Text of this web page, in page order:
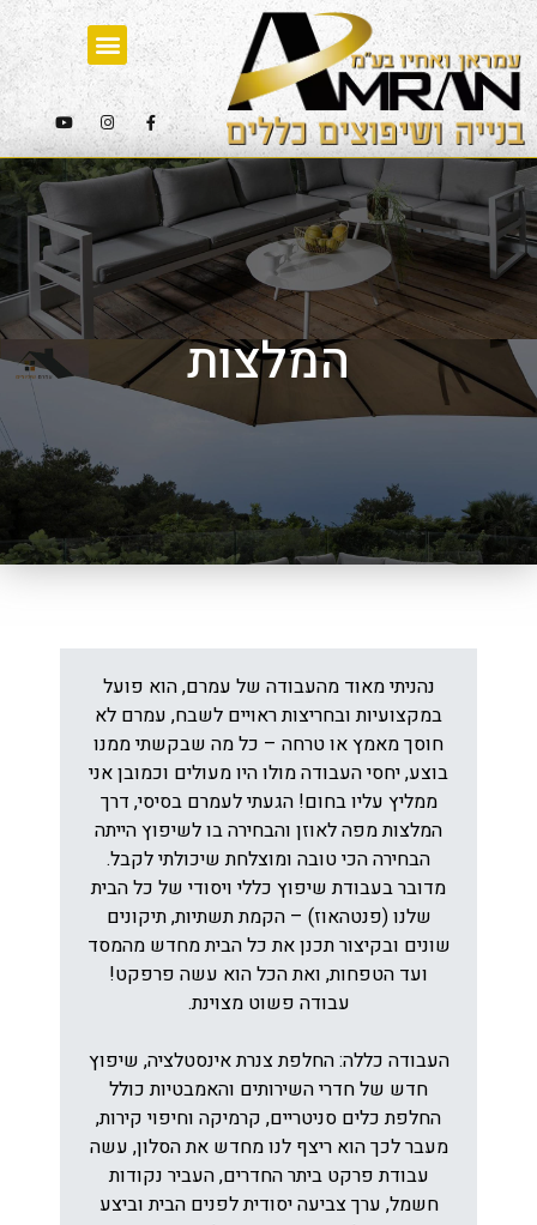
המלצות
נהניתי מאוד מהעבודה של עמרם, הוא פועל
במקצועיות ובחריצות ראויים לשבח, עמרם לא
חוסך מאמץ או טרחה – כל מה שבקשתי ממנו
בוצע, יחסי העבודה מולו היו מעולים וכמובן אני
ממליץ עליו בחום! הגעתי לעמרם בסיסי, דרך
המלצות מפה לאוזן והבחירה בו לשיפוץ הייתה
הבחירה הכי טובה ומוצלחת שיכולתי לקבל.
מדובר בעבודת שיפוץ כללי ויסודי של כל הבית
שלנו (פנטהאוז) – הקמת תשתיות, תיקונים
שונים ובקיצור תכנן את כל הבית מחדש מהמסד
ועד הטפחות, ואת הכל הוא עשה פרפקט!
עבודה פשוט מצוינת.
העבודה כללה: החלפת צנרת אינסטלציה, שיפוץ
חדש של חדרי השירותים והאמבטיות כולל
החלפת כלים סניטריים, קרמיקה וחיפוי קירות,
מעבר לכך הוא ריצף לנו מחדש את הסלון, עשה
עבודת פרקט ביתר החדרים, העביר נקודות
חשמל, ערך צביעה יסודית לפנים הבית וביצע